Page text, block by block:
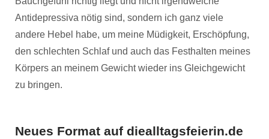
Antidepressiva nötig sind, sondern ich ganz viele
andere Hebel habe, um meine Müdigkeit, Erschöpfung,
den schlechten Schlaf und auch das Festhalten meines
Körpers an meinem Gewicht wieder ins Gleichgewicht
zu bringen.
Neues Format auf diealltagsfeierin.de